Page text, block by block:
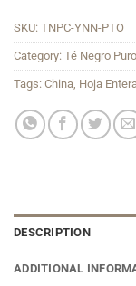
SKU: TNPC-YNN-PTO
Category: Té Negro
Tags: China, Hoja
DESCRIPTION
ADDITIONAL